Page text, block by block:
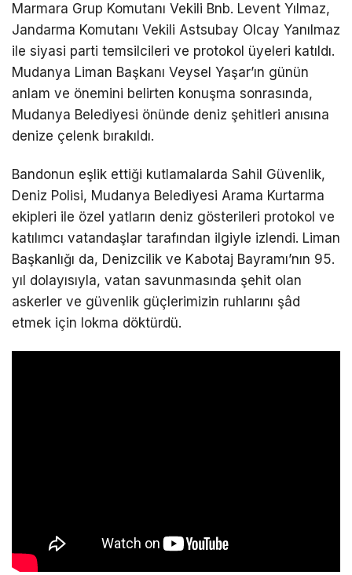
Marmara Grup Komutanı Vekili Bnb. Levent Yılmaz,
Jandarma Komutanı Vekili Astsubay Olcay Yanılmaz
ile siyasi parti temsilcileri ve protokol üyeleri katıldı.
Mudanya Liman Başkanı Veysel Yaşar’ın günün
anlam ve önemini belirten konuşma sonrasında,
Mudanya Belediyesi önünde deniz şehitleri anısına
denize çelenk bırakıldı.
Bandonun eşlik ettiği kutlamalarda Sahil Güvenlik,
Deniz Polisi, Mudanya Belediyesi Arama Kurtarma
ekipleri ile özel yatların deniz gösterileri protokol ve
katılımcı vatandaşlar tarafından ilgiyle izlendi. Liman
Başkanlığı da, Denizcilik ve Kabotaj Bayramı’nın 95.
yıl dolayısıyla, vatan savunmasında şehit olan
askerler ve güvenlik güçlerimizin ruhlarını şâd
etmek için lokma döktürdü.